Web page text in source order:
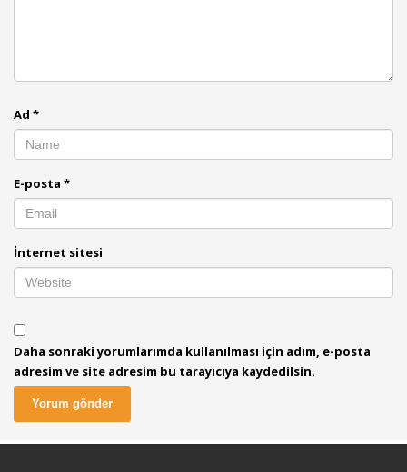
Ad *
E-posta *
İnternet sitesi
Daha sonraki yorumlarımda kullanılması için adım, e-posta
adresim ve site adresim bu tarayıcıya kaydedilsin.